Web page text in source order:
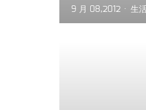
9 月 08,2012 生